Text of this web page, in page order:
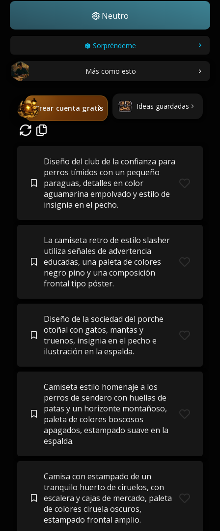
Neutro
Sorpréndeme
Más como esto
Crear cuenta gratis Ideas guardadas
Diseño del club de la confianza para
perros tímidos con un pequeño
paraguas, detalles en color
aguamarina empolvado y estilo de
insignia en el pecho.
La camiseta retro de estilo slasher
utiliza señales de advertencia
educadas, una paleta de colores
negro pino y una composición
frontal tipo póster.
Diseño de la sociedad del porche
otoñal con gatos, mantas y
truenos, insignia en el pecho e
ilustración en la espalda.
Camiseta estilo homenaje a los
perros de sendero con huellas de
patas y un horizonte montañoso,
paleta de colores boscosos
apagados, estampado suave en la
espalda.
Camisa con estampado de un
tranquilo huerto de ciruelos, con
escalera y cajas de mercado, paleta
de colores ciruela oscuros,
estampado frontal amplio.